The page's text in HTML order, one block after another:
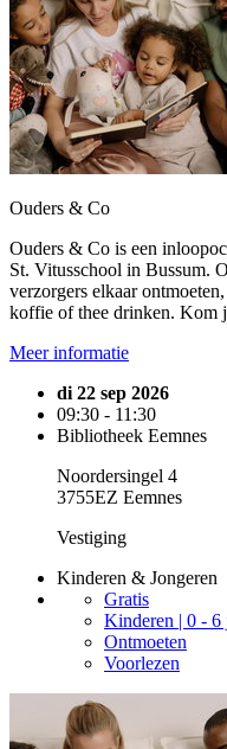
Ouders & Co
Ouders & Co is een
St. Vitusschool in Bussum.
verzorgers elkaar
koffie of thee drinken. Kom
Meer informatie
di 22 sep 2026
09:30 - 11:30
Bibliotheek Eemnes
Noordersingel 4
3755EZ Eemnes
Vestiging
Kinderen & Jongeren
Gratis
Kinderen | 0 - 6
Ontmoeten
Voorlezen